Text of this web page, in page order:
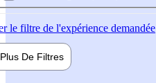
le filtre de l'expérience demandée
Plus De Filtres